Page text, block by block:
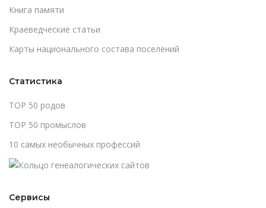
Книга памяти
Краеведческие статьи
Карты национального состава поселений
Статистика
TOP 50 родов
TOP 50 промыслов
10 самых необычных профессий
Сервисы